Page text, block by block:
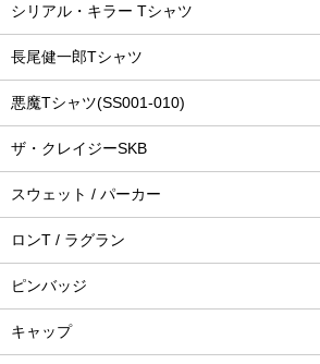
シリアル・キラー Tシャツ
長尾健一郎Tシャツ
悪魔Tシャツ(SS001-010)
ザ・クレイジーSKB
スウェット / パーカー
ロンT / ラグラン
ピンバッジ
キャップ